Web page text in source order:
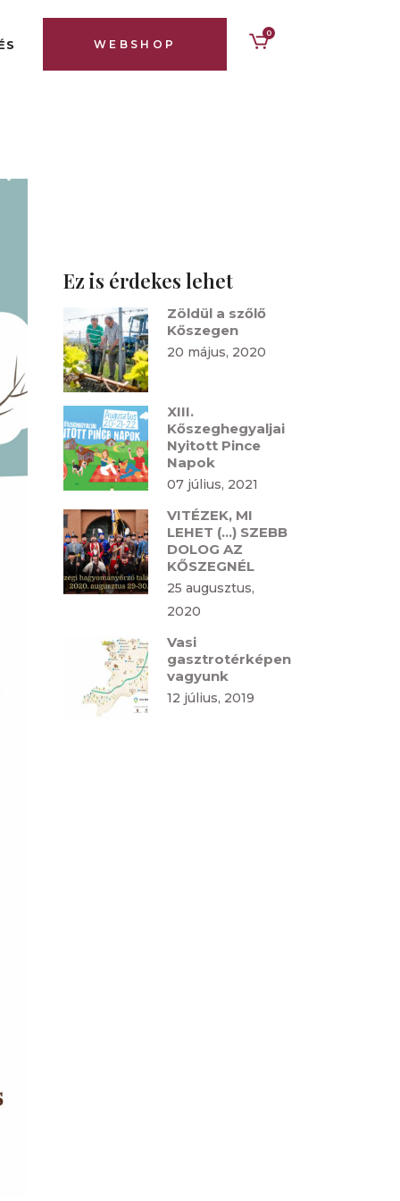
WEBSHOP
0
Ez is érdekes lehet
Zöldül a szőlő
Kőszegen
20 május, 2020
XIII.
Kőszeghegyaljai
Nyitott Pince
Napok
07 július, 2021
VITÉZEK, MI
LEHET (…) SZEBB
DOLOG AZ
KŐSZEGNÉL
25 augusztus,
2020
Vasi
gasztrotérképen
vagyunk
12 július, 2019